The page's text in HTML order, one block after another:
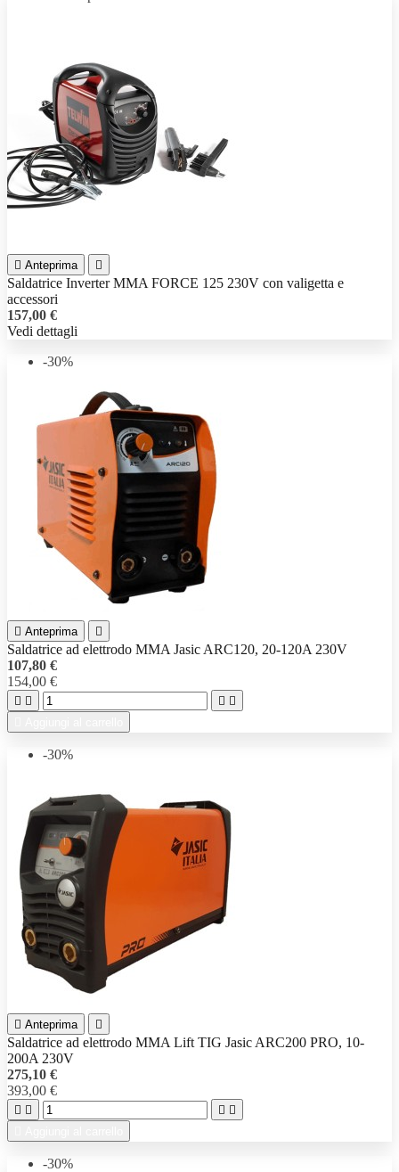
 Anteprima 
Saldatrice Inverter MMA FORCE 125 230V con valigetta e
accessori
157,00 €
Vedi dettagli
-30%
 Anteprima 
Saldatrice ad elettrodo MMA Jasic ARC120, 20-120A 230V
107,80 €
154,00 €
   
-30%
 Anteprima 
Saldatrice ad elettrodo MMA Lift TIG Jasic ARC200 PRO, 10-
200A 230V
275,10 €
393,00 €
   
-30%